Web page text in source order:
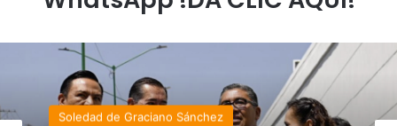
Soledad de Graciano Sánchez